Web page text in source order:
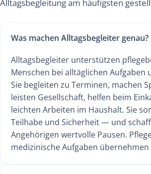
Alltagsbegleitung am häufigsten
Was machen Alltagsbegleiter genau?
Alltagsbegleiter unterstützen
Menschen bei alltäglichen Aufgaben
Sie begleiten zu Terminen, machen
leisten Gesellschaft, helfen beim
leichten Arbeiten im Haushalt. Sie
Teilhabe und Sicherheit — und
Angehörigen wertvolle Pausen.
medizinische Aufgaben übernehmen